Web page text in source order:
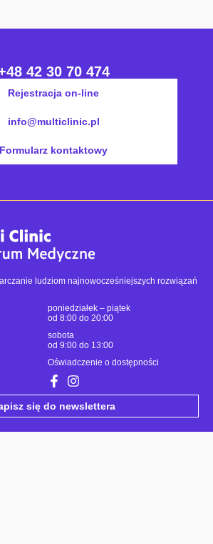
42 30 70 474
Rejestracja on-line
info@multiclinic.pl
Formularz kontaktowy
ludziom najnowocześniejszych rozwiązań
poniedziałek – piątek
od 8:00 do 20:00
sobota
od 9:00 do 13:00
Oświadczenie o dostępności
się do newslettera